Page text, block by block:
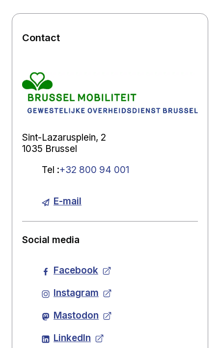
Contact
Sint-Lazarusplein, 2
1035 Brussel
Tel :+32 800 94 001
E-mail
Social media
Facebook
Instagram
Mastodon
LinkedIn